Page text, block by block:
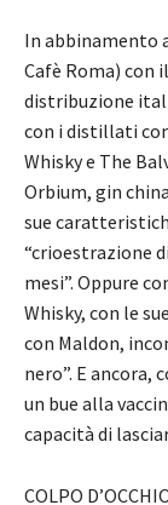
In abbinamento
Cafè Roma) con
distribuzione
con i distillati
Whisky e The
Orbium, gin
sue
“crioestrazione
mesi”. Oppure
Whisky, con le
con Maldon,
nero”. E ancora,
un bue alla
capacità di
COLPO